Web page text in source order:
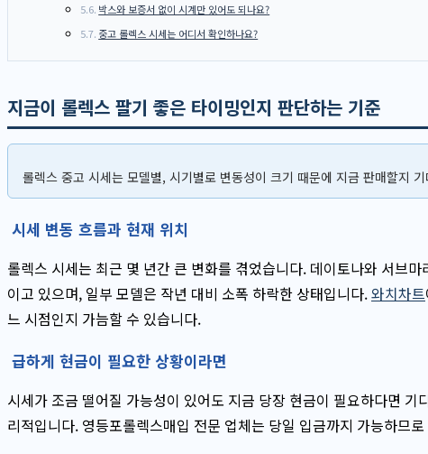
박스와 보증서 없이 시계만 있어도 되나요?
중고 롤렉스 시세는 어디서 확인하나요?
지금이 롤렉스 팔기 좋은 타이밍인지 판단하는 기준
롤렉스 중고 시세는 모델별, 시기별로 변동성이 크기 때문에 지금 판매할지
시세 변동 흐름과 현재 위치
롤렉스 시세는 최근 몇 년간 큰 변화를 겪었습니다. 데이토나와 서브
이고 있으며, 일부 모델은 작년 대비 소폭 하락한 상태입니다.와치차트
느 시점인지 가늠할 수 있습니다.
급하게 현금이 필요한 상황이라면
시세가 조금 떨어질 가능성이 있어도 지금 당장 현금이 필요하다면
리적입니다. 영등포롤렉스매입 전문 업체는 당일 입금까지 가능하므